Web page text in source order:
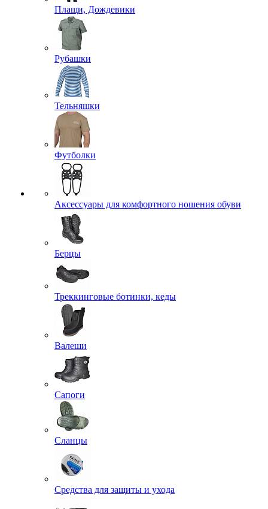
Плащи, Дождевики
Рубашки
Тельняшки
Футболки
Аксессуары для комфортного ношения обуви
Берцы
Треккинговые ботинки, кеды
Валеши
Сапоги
Сланцы
Средства для защиты и ухода